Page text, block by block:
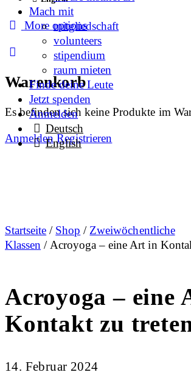
More options
Warenkorb
Es befinden sich keine Produkte im
Anmelden Registrieren
Mach mit
mitgliedschaft
volunteers
stipendium
raum mieten
Finde deine Leute
Jetzt spenden
Anmelden
Deutsch
English
Startseite / Shop / Zweiwöchentliche
Klassen / Acroyoga – eine Art in
Acroyoga – eine
Kontakt zu
14. Februar 2024